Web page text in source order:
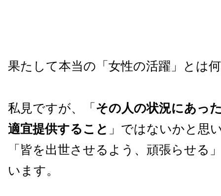
果たして本当の「女性の活躍 」とは
私見ですが、「その人の状況にあっ
適宜提供すること 」ではないかと思
「皆を出世させるよう、頑張らせる
います。